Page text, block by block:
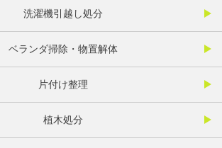
洗濯機引越し処分
ベランダ掃除・物置解体
片付け整理
植木処分